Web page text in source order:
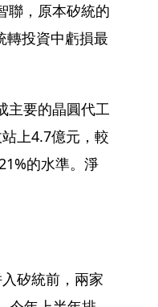
聯，原本矽統的
轉投資中虧損最
主要的晶圓代工
上4.7億元，較
的水準。淨
矽統前，兩家